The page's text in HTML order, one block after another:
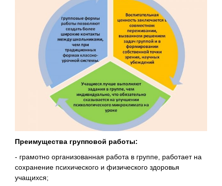
Преимущества групповой работы:
- грамотно организованная работа в группе, работает на
сохранение психического и физического здоровья
учащихся;